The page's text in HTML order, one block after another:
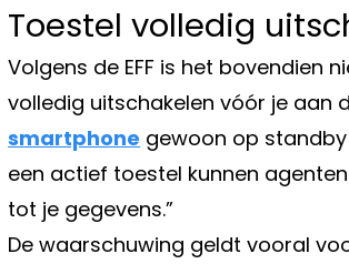
Toestel volledig
Volgens de EFF is het bovendien
volledig uitschakelen vóór je aan
smartphone gewoon op standby
een actief toestel kunnen
tot je gegevens.”
De waarschuwing geldt vooral